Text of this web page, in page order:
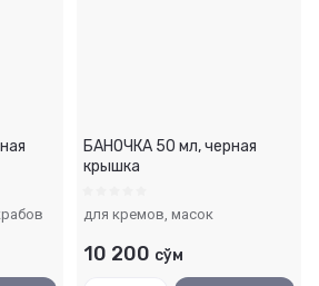
БАНОЧКА 50 мл, черная
крышка
для кремов, масок
10 200 сўм